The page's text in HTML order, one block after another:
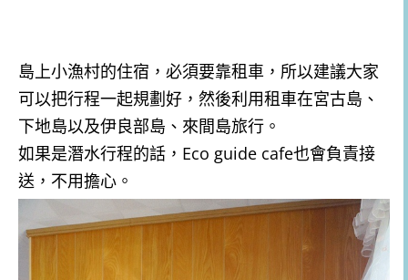
島上小漁村的住宿，必須要靠租車，所以建議大家
可以把行程一起規劃好，然後利用租車在宮古島、
下地島以及伊良部島、來間島旅行。
如果是潛水行程的話，Eco guide cafe也會負責接
送，不用擔心。